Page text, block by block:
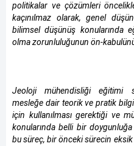
politikalar ve çözümleri
kaçınılmaz olarak, genel
bilimsel düşünüş konularında
olma zorunluluğunun ön-
Jeoloji mühendisliği eğitimi
mesleğe dair teorik ve pratik
için kullanılması gerektiği ve
konularında belli bir doygunluğa
bu süreç, bir önceki sürecin eksik